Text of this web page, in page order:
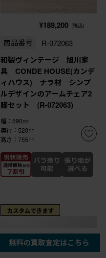
¥189,200 (税込)
商品番号 R-072063
和製ヴィンテージ 旭川家
具 CONDE HOUSE(カンデ
ィハウス) ナラ材 シンプ
ルデザインのアームチェア2
脚セット (R-072063)
幅：590㎜
奥行：520㎜
高さ：755㎜
カスタムできます
無料の買取査定はこちら